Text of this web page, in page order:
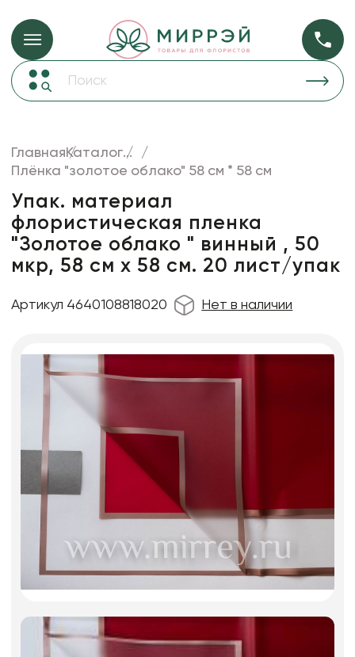
Упаковка для цветов и подарков Упаковка для
Коробки для цветов
Декор для дома
Сухоцветы
Лента
Товары для флористов
Пакеты для цветов и подарков
Искусственные цветы и растения
Игрушки мягкие
ГлавнаяКаталог...
Плёнка "золотое облако" 58 см * 58 см
Упак. материал
флористическая пленка
"Золотое облако " винный , 50
мкр, 58 см х 58 см. 20 лист/упак
Артикул 4640108818020 Нет в наличии